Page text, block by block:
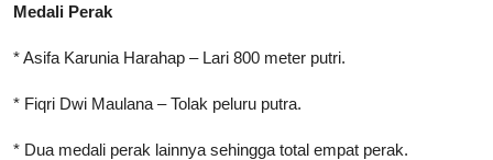
Medali Perak
* Asifa Karunia Harahap – Lari 800 meter putri.
* Fiqri Dwi Maulana – Tolak peluru putra.
* Dua medali perak lainnya sehingga total empat perak.